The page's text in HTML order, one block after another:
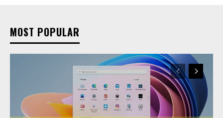
MOST POPULAR